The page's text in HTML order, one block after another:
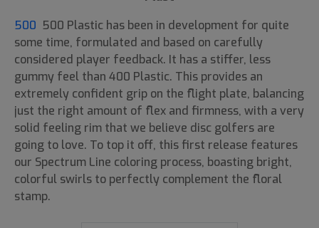
500 500 Plastic has been in development for quite
some time, formulated and based on carefully
considered player feedback. It has a stiffer, less
gummy feel than 400 Plastic. This provides an
extremely confident grip on the flight plate, balancing
just the right amount of flex and firmness, with a very
solid feeling rim that we believe disc golfers are
going to love. To top it off, this first release features
our Spectrum Line coloring process, boasting bright,
colorful swirls to perfectly complement the floral
stamp.